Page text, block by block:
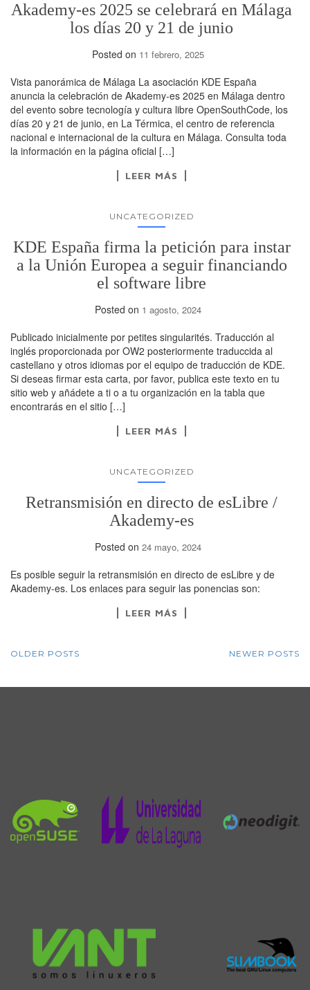
Akademy-es 2025 se celebrará en Málaga
los días 20 y 21 de junio
Posted on 11 febrero, 2025
Vista panorámica de Málaga La asociación KDE España
anuncia la celebración de Akademy-es 2025 en Málaga dentro
del evento sobre tecnología y cultura libre OpenSouthCode, los
días 20 y 21 de junio, en La Térmica, el centro de referencia
nacional e internacional de la cultura en Málaga. Consulta toda
la información en la página oficial […]
LEER MÁS
UNCATEGORIZED
KDE España firma la petición para instar
a la Unión Europea a seguir financiando
el software libre
Posted on 1 agosto, 2024
Publicado inicialmente por petites singularités. Traducción al
inglés proporcionada por OW2 posteriormente traduccida al
castellano y otros idiomas por el equipo de traducción de KDE.
Si deseas firmar esta carta, por favor, publica este texto en tu
sitio web y añádete a ti o a tu organización en la tabla que
encontrarás en el sitio […]
LEER MÁS
UNCATEGORIZED
Retransmisión en directo de esLibre /
Akademy-es
Posted on 24 mayo, 2024
Es posible seguir la retransmisión en directo de esLibre y de
Akademy-es. Los enlaces para seguir las ponencias son:
LEER MÁS
POSTS
OLDER POSTS NEWER POSTS